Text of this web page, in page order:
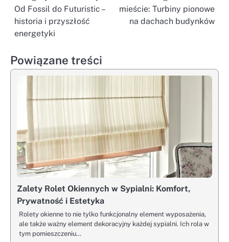
wpisu
Od Fossil do Futuristic –
historia i przyszłość
energetyki
mieście: Turbiny pionowe
na dachach budynków
Powiązane treści
Zalety Rolet Okiennych w Sypialni: Komfort,
Prywatność i Estetyka
Rolety okienne to nie tylko funkcjonalny element wyposażenia,
ale także ważny element dekoracyjny każdej sypialni. Ich rola w
tym pomieszczeniu…